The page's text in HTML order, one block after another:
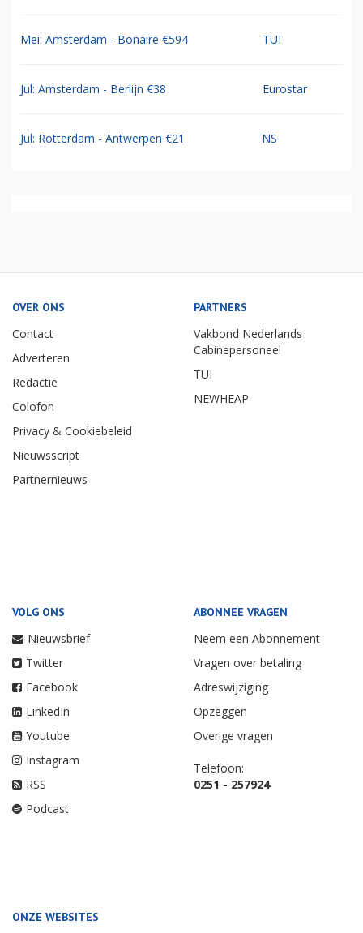
Mei: Amsterdam - Bonaire €594 TUI
Jul: Amsterdam - Berlijn €38 Eurostar
Jul: Rotterdam - Antwerpen €21 NS
OVER ONS
Contact
Adverteren
Redactie
Colofon
Privacy & Cookiebeleid
Nieuwsscript
Partnernieuws
PARTNERS
Vakbond Nederlands
Cabinepersoneel
TUI
NEWHEAP
VOLG ONS
Nieuwsbrief
Twitter
Facebook
LinkedIn
Youtube
Instagram
RSS
Podcast
ABONNEE VRAGEN
Neem een Abonnement
Vragen over betaling
Adreswijziging
Opzeggen
Overige vragen
Telefoon:
0251 - 257924
ONZE WEBSITES